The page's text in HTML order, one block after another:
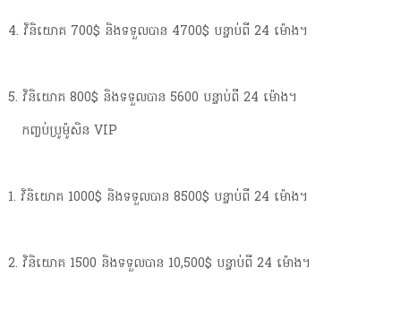
4. វិនិយោគ 700$ និងទទួលបាន 4700$ បន្ទាប់ពី 24 ម៉ោង។
5. វិនិយោគ 800$ និងទទួលបាន 5600 បន្ទាប់ពី 24 ម៉ោង។
កញ្ចប់ប្រូម៉ូសិន VIP
1. វិនិយោគ 1000$ និងទទួលបាន 8500$ បន្ទាប់ពី 24 ម៉ោង។
2. វិនិយោគ 1500 និងទទួលបាន 10,500$ បន្ទាប់ពី 24 ម៉ោង។